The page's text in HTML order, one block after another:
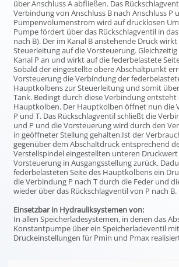
über Anschluss A abfließen. Das
Verbindung von Anschluss B nach Anschluss P
Pumpenvolumenstrom wird auf drucklosen
Pumpe fördert über das Rückschlagventil in
nach B). Der im Kanal B anstehende Druck
Steuerleitung auf die Vorsteuerung.
Kanal P an und wirkt auf die federbelastete
Sobald der eingestellte obere Abschaltpunkt
Vorsteuerung die Verbindung der
Hauptkolbens zur Steuerleitung und somit
Tank. Bedingt durch diese Verbindung entsteht
Hauptkolben. Der Hauptkolben öffnet nun die
P und T. Das Rückschlagventil schließt die
und P und die Vorsteuerung wird durch den
in geöffneter Stellung gehalten.Ist der
gegenüber dem Abschaltdruck entsprechend
Verstellspindel eingestellten unteren
Vorsteuerung in Ausgangsstellung zurück.
federbelasteten Seite des Hauptkolbens ein
die Verbindung P nach T durch die Feder und
wieder über das Rückschlagventil von P nach B.
Einsetzbar in Hydrauliksystemen von:
In allen Speicherladesystemen, in denen das
Konstantpumpe über ein Speicherladeventil
Druckeinstellungen für Pmin und Pmax